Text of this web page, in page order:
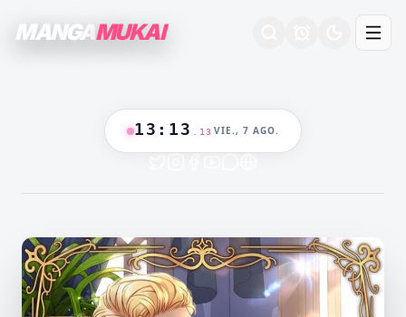
MANGA MUKAI
13 : 13 14 VIE., 7 AGO.